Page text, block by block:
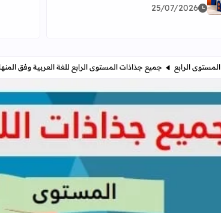
25/07/2026
المستوى الرابع جميع جذاذات المستوى الرابع للغة العربية وفق